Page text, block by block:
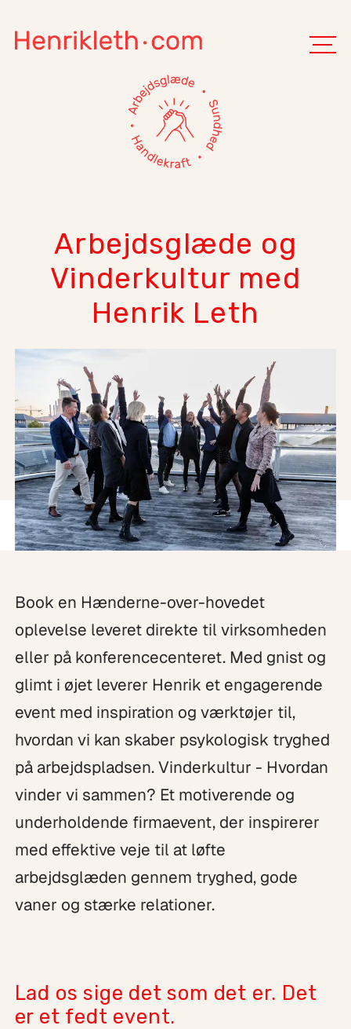
Arbejdsglæde og
Vinderkultur med
Henrik Leth
Book en Hænderne-over-hovedet
oplevelse leveret direkte til virksomheden
eller på konferencecenteret. Med gnist og
glimt i øjet leverer Henrik et engagerende
event med inspiration og værktøjer til,
hvordan vi kan skaber psykologisk tryghed
på arbejdspladsen. Vinderkultur - Hvordan
vinder vi sammen? Et motiverende og
underholdende firmaevent, der inspirerer
med effektive veje til at løfte
arbejdsglæden gennem tryghed, gode
vaner og stærke relationer.
Lad os sige det som det er. Det
er et fedt event.